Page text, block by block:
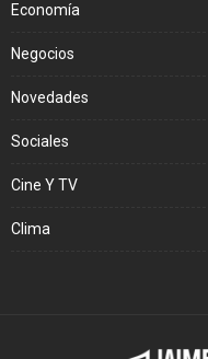
Economía
Negocios
Novedades
Sociales
Cine Y TV
Clima